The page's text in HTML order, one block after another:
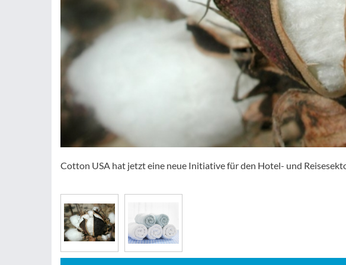
Cotton USA hat jetzt eine neue Initiative für den Hotel- und